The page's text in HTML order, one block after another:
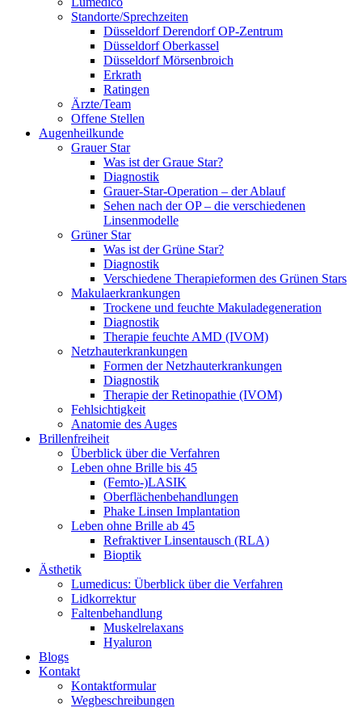
Standorte/Sprechzeiten
Düsseldorf Derendorf OP-Zentrum
Düsseldorf Oberkassel
Düsseldorf Mörsenbroich
Erkrath
Ratingen
Ärzte/Team
Offene Stellen
Augenheilkunde
Grauer Star
Was ist der Graue Star?
Diagnostik
Grauer-Star-Operation – der Ablauf
Sehen nach der OP – die verschiedenen
Linsenmodelle
Grüner Star
Was ist der Grüne Star?
Diagnostik
Verschiedene Therapieformen des Grünen Stars
Makulaerkrankungen
Trockene und feuchte Makuladegeneration
Diagnostik
Therapie feuchte AMD (IVOM)
Netzhauterkrankungen
Formen der Netzhauterkrankungen
Diagnostik
Therapie der Retinopathie (IVOM)
Fehlsichtigkeit
Anatomie des Auges
Brillenfreiheit
Überblick über die Verfahren
Leben ohne Brille bis 45
(Femto-)LASIK
Oberflächenbehandlungen
Phake Linsen Implantation
Leben ohne Brille ab 45
Refraktiver Linsentausch (RLA)
Bioptik
Ästhetik
Lumedicus: Überblick über die Verfahren
Lidkorrektur
Faltenbehandlung
Muskelrelaxans
Hyaluron
Blogs
Kontakt
Kontaktformular
Wegbeschreibungen